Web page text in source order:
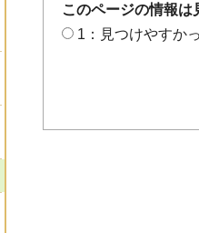
このページの情報は
1：見つけやすか